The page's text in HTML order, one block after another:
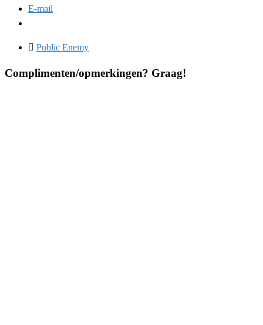
E-mail
Public Enemy
Complimenten/opmerkingen? Graag!